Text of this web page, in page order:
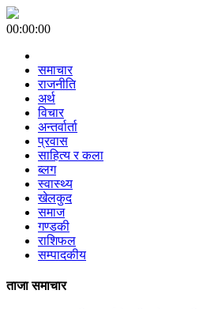
00:00:00
समाचार
राजनीति
अर्थ
विचार
अन्तर्वार्ता
प्रवास
साहित्य र कला
ब्लग
स्वास्थ्य
खेलकुद
समाज
गण्डकी
राशिफल
सम्पादकीय
ताजा समाचार